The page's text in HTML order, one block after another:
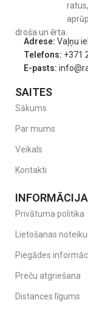
droša un ērta.
Adrese: Vaļņu
Telefons: +371
E-pasts:
SAITES
Sākums
Par mums
Veikals
Kontakti
INFORMĀCIJA
Privātuma politika
Lietošanas
Piegādes
Preču atgriešana
Distances līgums